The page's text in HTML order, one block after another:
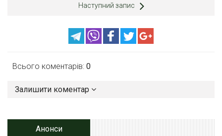
Наступний запис
Всього коментарів: 0
Залишити коментар
Анонси